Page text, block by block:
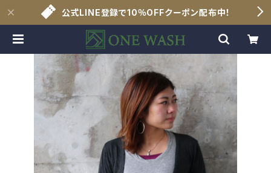
公式LINE登録で10％OFFクーポン配布中！